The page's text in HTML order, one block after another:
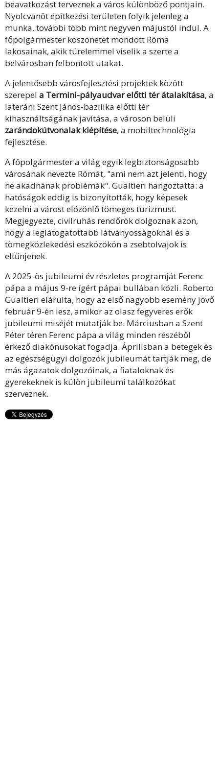
beavatkozást terveznek a város különböző pontjain.
Nyolcvanöt építkezési területen folyik jelenleg a
munka, további több mint negyven májustól indul. A
főpolgármester köszönetet mondott Róma
lakosainak, akik türelemmel viselik a szerte a
belvárosban felbontott utakat.
A jelentősebb városfejlesztési projektek között
szerepel a Termini-pályaudvar előtti tér átalakítása, a
lateráni Szent János-bazilika előtti tér
kihasználtságának javítása, a városon belüli
zarándokútvonalak kiépítése, a mobiltechnológia
fejlesztése.
A főpolgármester a világ egyik legbiztonságosabb
városának nevezte Rómát, "ami nem azt jelenti, hogy
ne akadnának problémák". Gualtieri hangoztatta: a
hatóságok eddig is bizonyították, hogy képesek
kezelni a várost elözönlő tömeges turizmust.
Megjegyezte, civilruhás rendőrök dolgoznak azon,
hogy a leglátogatottabb látványosságoknál és a
tömegközlekedési eszközökön a zsebtolvajok is
eltűnjenek.
A 2025-ös jubileumi év részletes programját Ferenc
pápa a május 9-re ígért pápai bullában közli. Roberto
Gualtieri elárulta, hogy az első nagyobb esemény jövő
február 9-én lesz, amikor az olasz fegyveres erők
jubileumi miséjét mutatják be. Márciusban a Szent
Péter téren Ferenc pápa a világ minden részéből
érkező diakónusokat fogadja. Áprilisban a betegek és
az egészségügyi dolgozók jubileumát tartják meg, de
más ágazatok dolgozóinak, a fiataloknak és
gyerekeknek is külön jubileumi találkozókat
szerveznek.